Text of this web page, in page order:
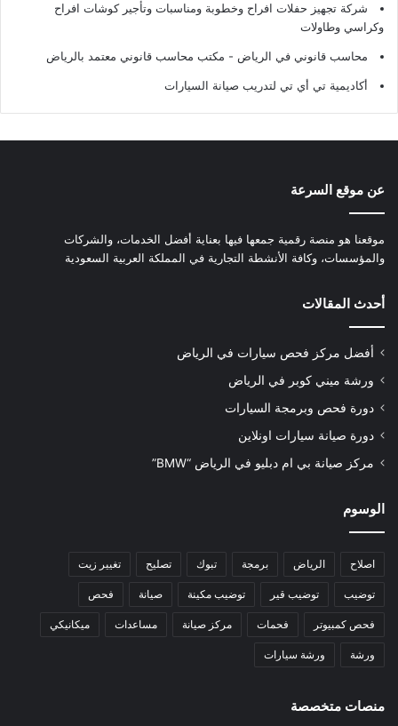
شركة تجهيز حفلات افراح وخطوبة ومناسبات وتأجير كوشات افراح
وكراسي وطاولات
محاسب قانوني في الرياض - مكتب محاسب قانوني معتمد بالرياض
أكاديمية تي أي تي لتدريب صيانة السيارات
عن موقع السرعة
موقعنا هو منصة رقمية جمعها فيها بعناية أفضل الخدمات، والشركات
والمؤسسات، وكافة الأنشطة التجارية في المملكة العربية السعودية
أحدث المقالات
أفضل مركز فحص سيارات في الرياض
ورشة ميني كوبر في الرياض
دورة فحص وبرمجة السيارات
دورة صيانة سيارات اونلاين
مركز صيانة بي ام دبليو في الرياض “BMW”
الوسوم
اصلاح الرياض برمجة تبوك تصليح تغيير زيت
توضيب توضيب قير توضيب مكينة صيانة فحص
فحص كمبيوتر فحمات مركز صيانة مساعدات ميكانيكي
ورشة ورشة سيارات
منصات متخصصة